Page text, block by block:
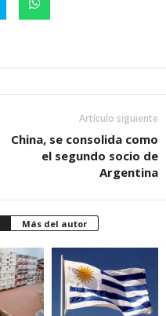
Artículo siguiente
China, se consolida como
el segundo socio de
Argentina
Más del autor